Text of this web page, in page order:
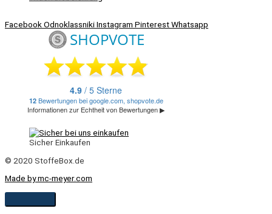
FacebookOdnoklassnikiInstagram PinterestWhatsapp
Sicher Einkaufen
© 2020 StoffeBox.de
Made by mc-meyer.com